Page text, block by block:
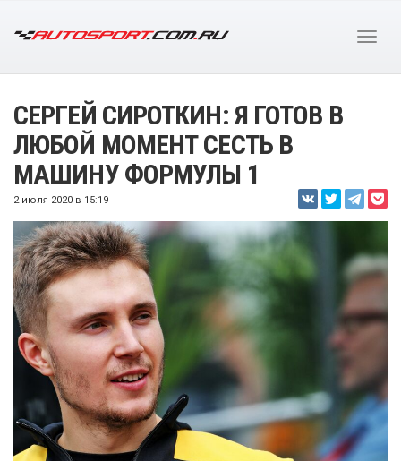
СЕРГЕЙ СИРОТКИН: Я ГОТОВ В
ЛЮБОЙ МОМЕНТ СЕСТЬ В
МАШИНУ ФОРМУЛЫ 1
2 июля 2020 в 15:19